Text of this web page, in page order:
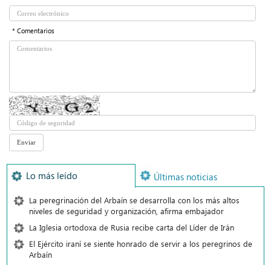
* Comentarios
Lo más leído Últimas noticias
La peregrinación del Arbaín se desarrolla con los más altos
niveles de seguridad y organización, afirma embajador
La Iglesia ortodoxa de Rusia recibe carta del Líder de Irán
El Ejército iraní se siente honrado de servir a los peregrinos de
Arbaín